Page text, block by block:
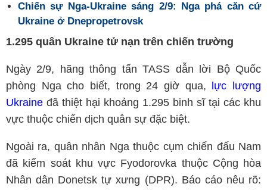
Chiến sự Nga-Ukraine sáng 2/9: Nga phá căn cứ
Ukraine ở Dnepropetrovsk
1.295 quân Ukraine tử nạn trên chiến trường
Ngày 2/9, hãng thông tấn TASS dẫn lời Bộ Quốc
phòng Nga cho biết, trong 24 giờ qua,
lực lượng
Ukraine đã thiệt hại khoảng 1.295 binh sĩ tại các khu
vực thuộc chiến dịch quân sự đặc biệt.
Ngoài ra, quân nhân Nga thuộc cụm chiến đấu Nam
đã kiểm soát khu vực Fyodorovka thuộc Cộng hòa
Nhân dân Donetsk tự xưng (DPR). Báo cáo nêu rõ: